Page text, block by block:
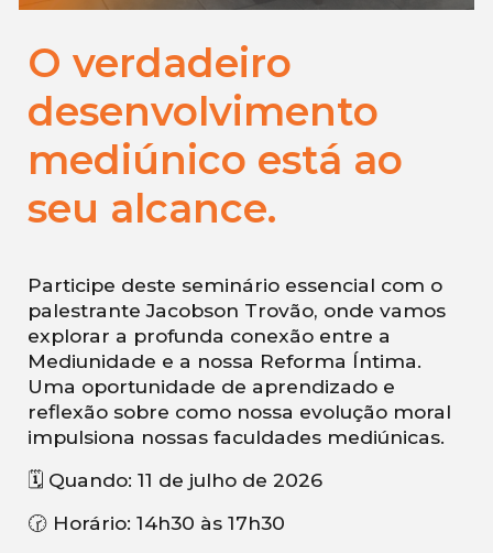
O verdadeiro
desenvolvimento
mediúnico está ao
seu alcance.
Participe deste seminário essencial com o
palestrante Jacobson Trovão, onde vamos
explorar a profunda conexão entre a
Mediunidade e a nossa Reforma Íntima.
Uma oportunidade de aprendizado e
reflexão sobre como nossa evolução moral
impulsiona nossas faculdades mediúnicas.
🗓️ Quando: 11 de julho de 2026
🕝 Horário: 14h30 às 17h30